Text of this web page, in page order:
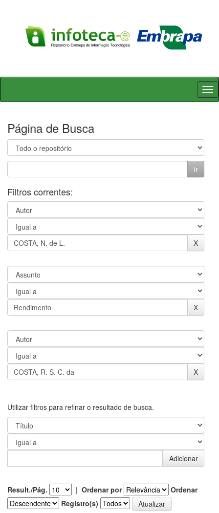
Skip
Página de Busca
Filtros correntes:
Utilizar filtros para refinar o resultado de busca.
Result./Pág. | Ordenar por
Ordenar
Registro(s)